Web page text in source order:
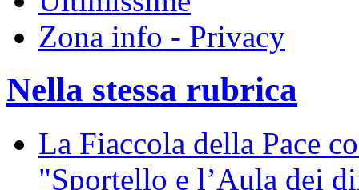
Zona info - Privacy
Nella stessa rubrica
La Fiaccola della Pace
"Sportello e l’Aula dei